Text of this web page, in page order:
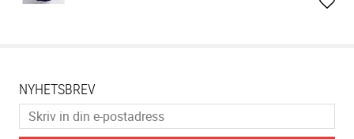
NYHETSBREV